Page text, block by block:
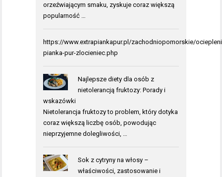
orzeźwiającym smaku, zyskuje coraz większą
popularność …
https://www.extrapiankapur.pl/zachodniopomorskie/
pianka-pur-zlocieniec.php
Najlepsze diety dla osób z
nietolerancją fruktozy: Porady i
wskazówki
Nietolerancja fruktozy to problem, który dotyka
coraz większą liczbę osób, powodując
nieprzyjemne dolegliwości, …
Sok z cytryny na włosy –
właściwości, zastosowanie i